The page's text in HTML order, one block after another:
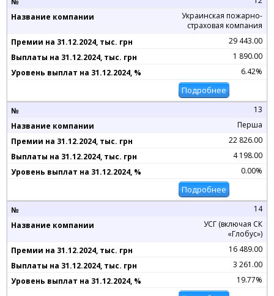
Украинская пожарно-
страховая компания
29 443.00
1 890.00
6.42%
Подробнее
13
Перша
22 826.00
4 198.00
0.00%
Подробнее
14
УСГ (включая СК
«Глобус»)
16 489.00
3 261.00
19.77%